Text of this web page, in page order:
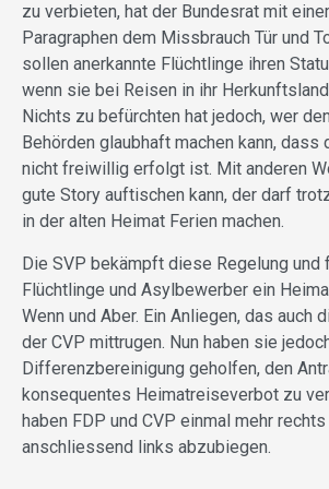
zu verbieten, hat der Bundesrat mit
Paragraphen dem Missbrauch Tür und
sollen anerkannte Flüchtlinge ihren
wenn sie bei Reisen in ihr
Nichts zu befürchten hat jedoch, wer
Behörden glaubhaft machen kann, dass
nicht freiwillig erfolgt ist. Mit anderen
gute Story auftischen kann, der darf
in der alten Heimat Ferien machen.
Die SVP bekämpft diese Regelung und
Flüchtlinge und Asylbewerber ein
Wenn und Aber. Ein Anliegen, das auch
der CVP mittrugen. Nun haben sie
Differenzbereinigung geholfen, den
konsequentes Heimatreiseverbot zu
haben FDP und CVP einmal mehr
anschliessend links abzubiegen.